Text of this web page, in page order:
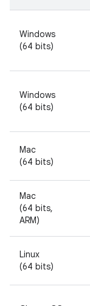
Windows
(64 bits)
Windows
(64 bits)
Mac
(64 bits)
Mac
(64 bits,
ARM)
Linux
(64 bits)